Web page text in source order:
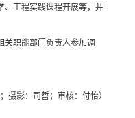
、工程实践课程开展等，并
关职能部门负责人参加调
摄影：司哲；审核：付怡）